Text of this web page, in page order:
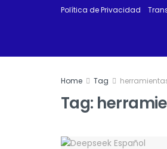
Política de Privacidad
Home Tag
Tag: